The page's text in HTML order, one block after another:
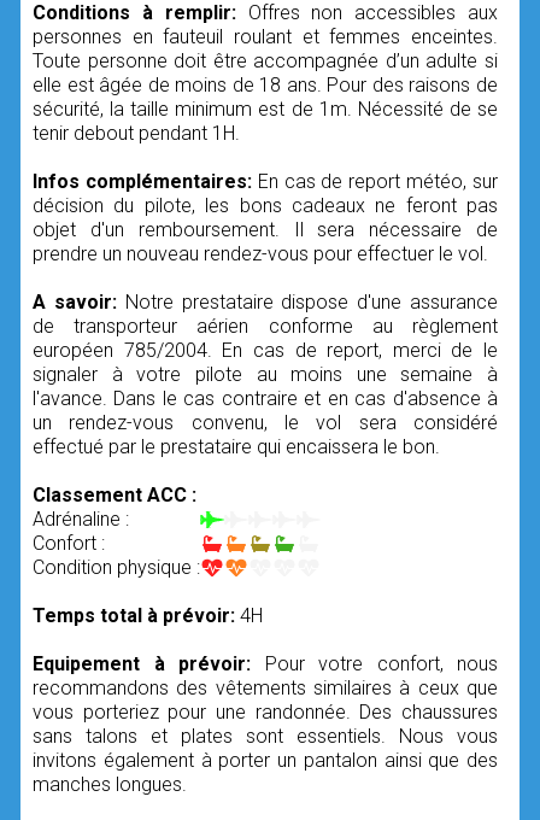
Conditions à remplir: Offres non accessibles aux
personnes en fauteuil roulant et femmes enceintes.
Toute personne doit être accompagnée d’un adulte si
elle est âgée de moins de 18 ans. Pour des raisons de
sécurité, la taille minimum est de 1m. Nécessité de se
tenir debout pendant 1H.
Infos complémentaires: En cas de report météo, sur
décision du pilote, les bons cadeaux ne feront pas
objet d'un remboursement. Il sera nécessaire de
prendre un nouveau rendez-vous pour effectuer le vol.
A savoir: Notre prestataire dispose d'une assurance
de transporteur aérien conforme au règlement
européen 785/2004. En cas de report, merci de le
signaler à votre pilote au moins une semaine à
l'avance. Dans le cas contraire et en cas d'absence à
un rendez-vous convenu, le vol sera considéré
effectué par le prestataire qui encaissera le bon.
Classement ACC :
Adrénaline :
Confort :
Condition physique :
Temps total à prévoir: 4H
Equipement à prévoir: Pour votre confort, nous
recommandons des vêtements similaires à ceux que
vous porteriez pour une randonnée. Des chaussures
sans talons et plates sont essentiels. Nous vous
invitons également à porter un pantalon ainsi que des
manches longues.